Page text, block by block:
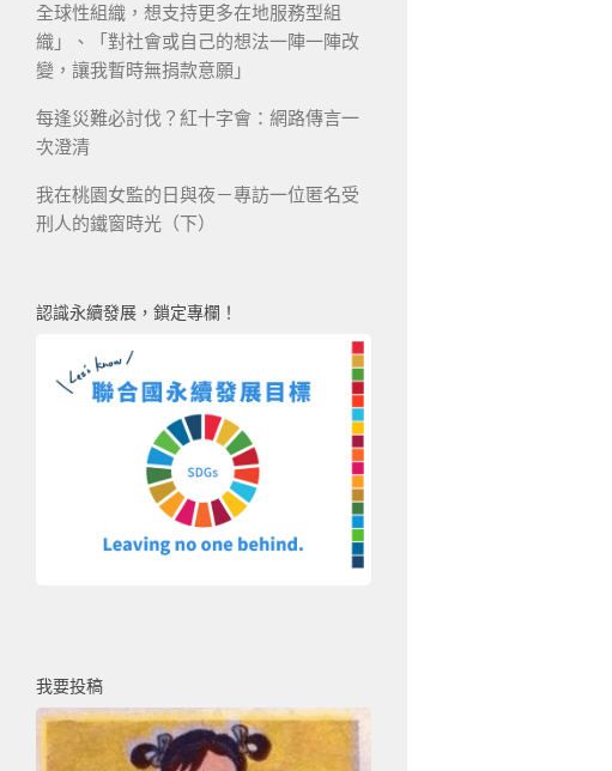
全球性組織，想支持更多在地服務型組
織」、「對社會或自己的想法一陣一陣改
變，讓我暫時無捐款意願」
每逢災難必討伐？紅十字會：網路傳言一
次澄清
我在桃園女監的日與夜－專訪一位匿名受
刑人的鐵窗時光（下）
認識永續發展，鎖定專欄！
我要投稿